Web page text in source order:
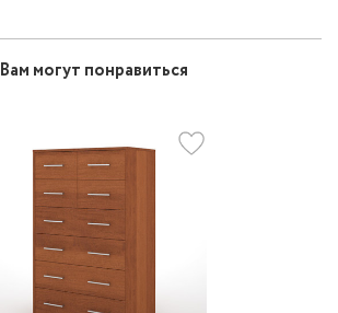
Вам могут понравиться